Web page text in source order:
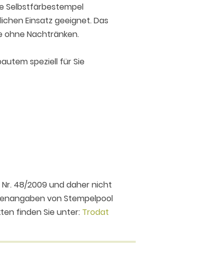
Selbstfärbestempel
Einsatz geeignet. Das
ohne Nachtränken.
speziell für Sie
Nr. 48/2009 und daher nicht
von Stempelpool
finden Sie unter: Trodat